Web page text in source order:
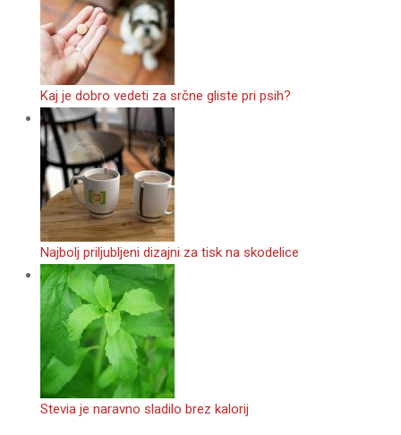
Kaj je dobro vedeti za srčne gliste pri psih?
Najbolj priljubljeni dizajni za tisk na skodelice
Stevia je naravno sladilo brez kalorij